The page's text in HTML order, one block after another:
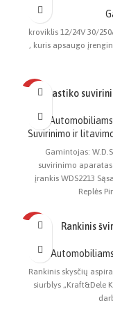
kroviklis 12/24V 30/
, kuris apsaugo
Plastiko
Suvirinimo ir
Gamintojas:
suvirinimo
įrankis WDS2213
Replės
Rankinis
Rankinis skysčių
siurblys „Kraft&Dele